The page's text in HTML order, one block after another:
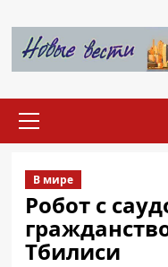
содержимому
меню
В мире
Робот с
Тбилиси